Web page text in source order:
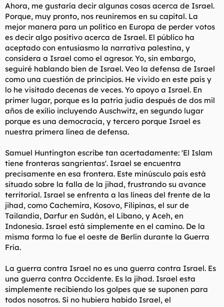
Ahora, me gustaría decir algunas cosas acerca de Israel.
Porque, muy pronto, nos reuniremos en su capital. La
mejor manera para un político en Europa de perder votos
es decir algo positivo acerca de Israel. El público ha
aceptado con entusiasmo la narrativa palestina, y
considera a Israel como el agresor. Yo, sin embargo,
seguiré hablando bien de Israel. Veo la defensa de Israel
como una cuestión de principios. He vivido en este país y
lo he visitado decenas de veces. Yo apoyo a Israel. En
primer lugar, porque es la patria judía después de dos mil
años de exilio incluyendo Auschwitz, en segundo lugar
porque es una democracia, y tercero porque Israel es
nuestra primera línea de defensa.
Samuel Huntington escribe tan acertadamente: 'El Islam
tiene fronteras sangrientas'. Israel se encuentra
precisamente en esa frontera. Este minúsculo país está
situado sobre la falla de la jihad, frustrando su avance
territorial. Israel se enfrenta a las líneas del frente de la
jihad, como Cachemira, Kosovo, Filipinas, el sur de
Tailandia, Darfur en Sudán, el Líbano, y Aceh, en
Indonesia. Israel está simplemente en el camino. De la
misma forma lo fue el oeste de Berlín durante la Guerra
Fría.
La guerra contra Israel no es una guerra contra Israel. Es
una guerra contra Occidente. Es la jihad. Israel esta
simplemente recibiendo los golpes que se suponen para
todos nosotros. Si no hubiera habido Israel, el